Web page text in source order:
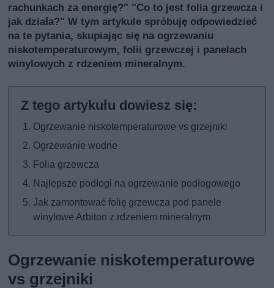
rachunkach za energię?" "Co to jest folia grzewcza i
jak działa?" W tym artykule spróbuję odpowiedzieć
na te pytania, skupiając się na ogrzewaniu
niskotemperaturowym, folii grzewczej i panelach
winylowych z rdzeniem mineralnym.
Ogrzewanie niskotemperaturowe vs grzejniki
Ogrzewanie wodne
Folia grzewcza
Najlepsze podłogi na ogrzewanie podłogowego
Jak zamontować folię grzewcza pod panele
winylowe Arbiton z rdzeniem mineralnym
Ogrzewanie niskotemperaturowe
vs grzejniki